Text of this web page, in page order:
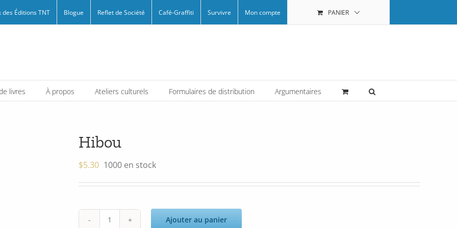
des Éditions TNT Blogue Reflet de Société Café-Graffiti Survivre Mon compte PANIER
livres À propos Ateliers culturels Formulaires de distribution Argumentaires
Hibou
$5.30 1000 en stock
Ajouter au panier